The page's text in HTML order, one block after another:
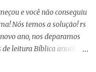
no livro de
aformoseia o rosto. A
e você não conseguiu
Nós temos a solução! rs
ano, nos deparamos
leitura Bíblica anual e